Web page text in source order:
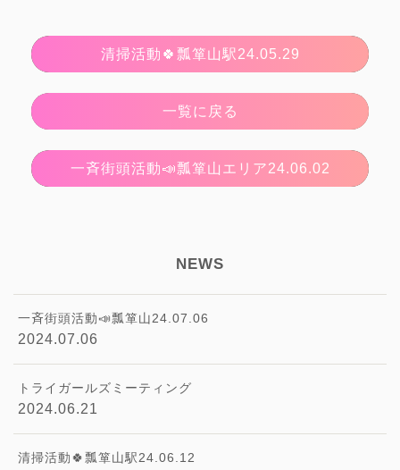
清掃活動🍀瓢箪山駅24.05.29
一覧に戻る
一斉街頭活動📣瓢箪山エリア24.06.02
NEWS
一斉街頭活動📣瓢箪山24.07.06
2024.07.06
トライガールズミーティング
2024.06.21
清掃活動🍀瓢箪山駅24.06.12